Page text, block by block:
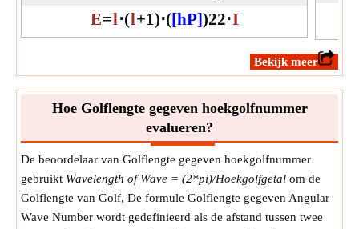
E=l⋅(l+1)⋅([hP])22⋅I
​Bekijk meer
Hoe Golflengte gegeven hoekgolfnummer
evalueren?
De beoordelaar van Golflengte gegeven hoekgolfnummer
gebruikt Wavelength of Wave = (2*pi)/Hoekgolfgetal om de
Golflengte van Golf, De formule Golflengte gegeven Angular
Wave Number wordt gedefinieerd als de afstand tussen twee